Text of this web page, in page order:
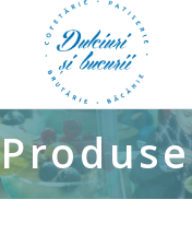
Produse